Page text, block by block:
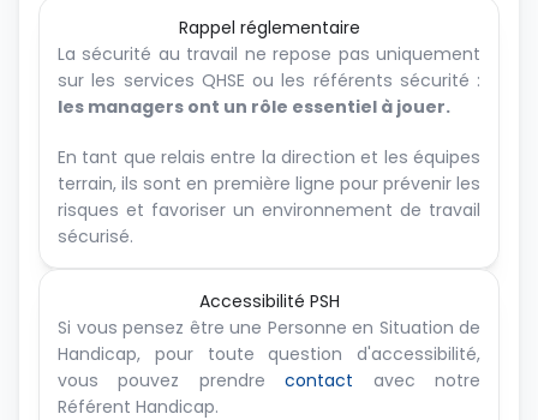
Rappel réglementaire
La sécurité au travail ne repose pas uniquement
sur les services QHSE ou les référents sécurité :
les managers ont un rôle essentiel à jouer.
En tant que relais entre la direction et les équipes
terrain, ils sont en première ligne pour prévenir les
risques et favoriser un environnement de travail
sécurisé.
Accessibilité PSH
Si vous pensez être une Personne en Situation de
Handicap, pour toute question d'accessibilité,
vous pouvez prendre contact avec notre
Référent Handicap.